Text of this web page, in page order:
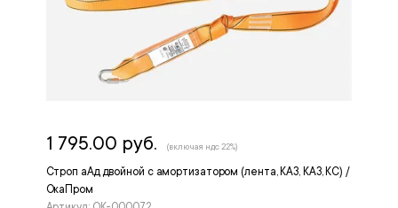
Строп аАд двойной с амортизатором (лента, КА3, КА3, КС) /
ОкаПром
1 795.00 руб. (включая ндс 22%)